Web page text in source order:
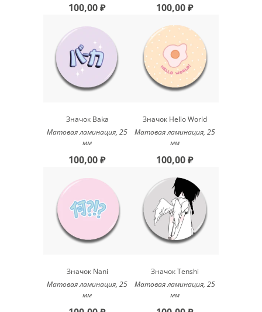
100,00 ₽ 100,00 ₽
Значок Baka
Матовая ламинация, 25
мм
100,00 ₽
Значок Hello World
Матовая ламинация, 25
мм
100,00 ₽
Значок Nani
Матовая ламинация, 25
мм
Значок Tenshi
Матовая ламинация, 25
мм